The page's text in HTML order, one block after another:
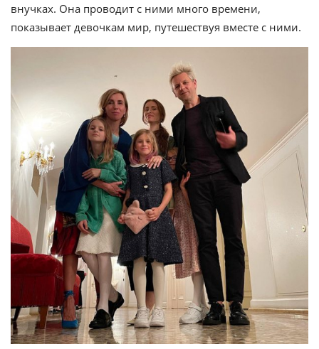
внучках. Она проводит с ними много времени,
показывает девочкам мир, путешествуя вместе с ними.